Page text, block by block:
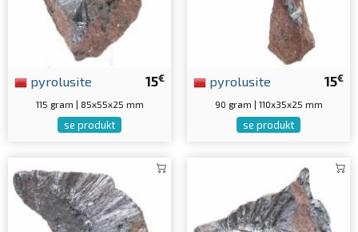
15€
pyrolusite
115 gram | 85x55x25 mm
se produkt
15€
pyrolusite
90 gram | 110x35x25 mm
se produkt